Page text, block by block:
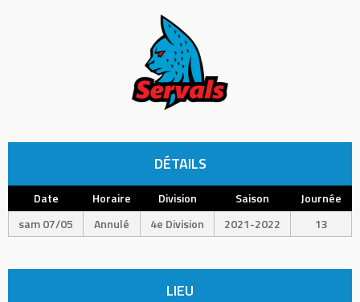
DÉTAILS
Date Horaire Division Saison
Journée
sam 07/05
Annulé 4e Division 2021-2022 13
LIEU